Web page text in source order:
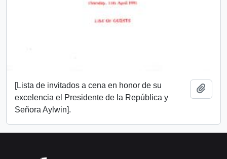
[Lista de invitados a cena en honor de su
excelencia el Presidente de la República y
Señora Aylwin].